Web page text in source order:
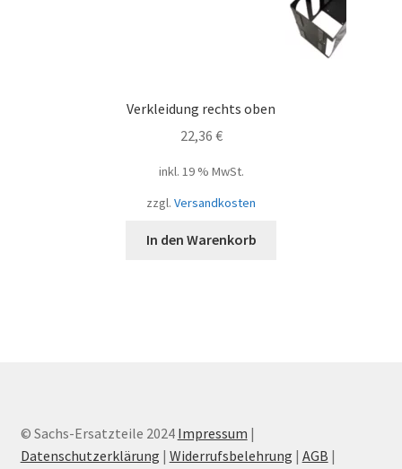
Verkleidung rechts oben
22,36 €
inkl. 19 % MwSt.
zzgl. Versandkosten
In den Warenkorb
© Sachs-Ersatzteile 2024 Impressum |
Datenschutzerklärung | Widerrufsbelehrung | AGB |